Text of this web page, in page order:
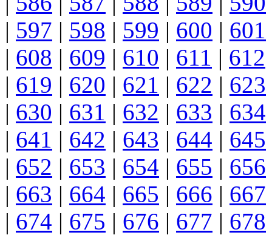
| 597 | 598 | 599 | 600 | 601
| 608 | 609 | 610 | 611 | 612
| 619 | 620 | 621 | 622 | 623
| 630 | 631 | 632 | 633 | 634
| 641 | 642 | 643 | 644 | 645
| 652 | 653 | 654 | 655 | 656
| 663 | 664 | 665 | 666 | 667
| 674 | 675 | 676 | 677 | 678